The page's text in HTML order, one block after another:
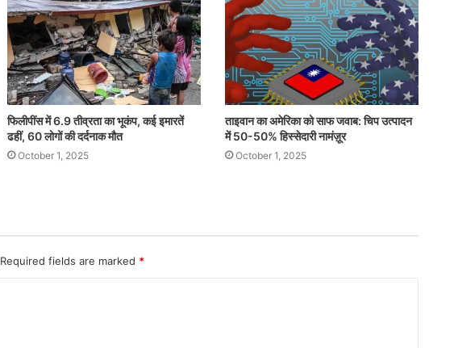
फिलीपींस में 6.9 तीव्रता का भूकंप, कई इमारतें
ढहीं, 60 लोगों की दर्दनाक मौत
October 1, 2025
ताइवान का अमेरिका को साफ जवाब: चिप उत्पादन
में 50-50% हिस्सेदारी नामंज़ूर
October 1, 2025
Required fields are marked *